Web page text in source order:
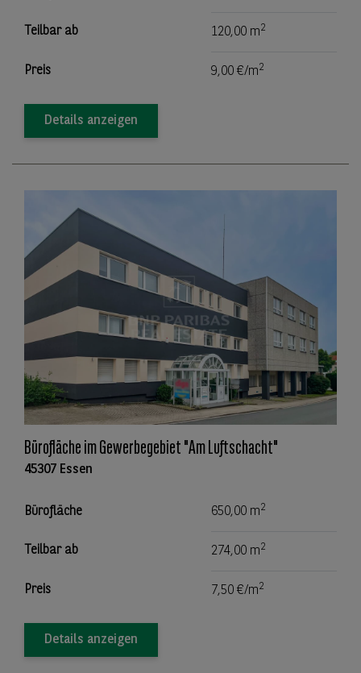
Teilbar ab 120,00 m2
Preis 9,00 €/m2
Details anzeigen
Bürofläche im Gewerbegebiet "Am Luftschacht"
45307 Essen
Bürofläche 650,00 m2
Teilbar ab 274,00 m2
Preis 7,50 €/m2
Details anzeigen